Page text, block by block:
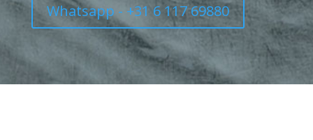
Whatsapp - +31 6 117 69880